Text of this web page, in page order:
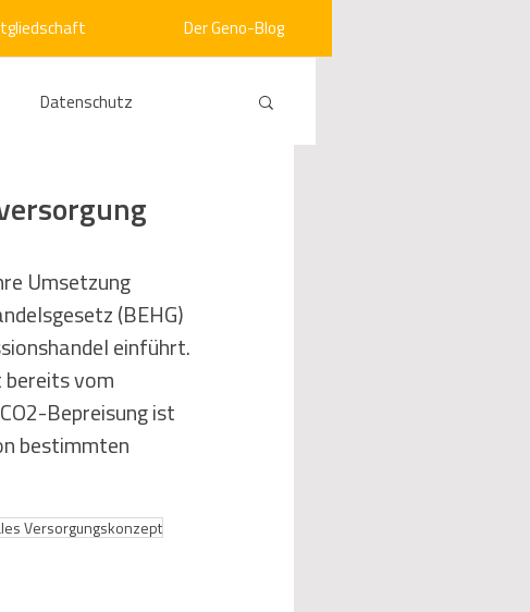
Der Geno-Blog
Datenschutz
Vergabe
Kommunen
Allgemein
Umsetzung
(BEHG)
einführt.
bereits vom
Bepreisung ist
bestimmten
Versorgungskonzept